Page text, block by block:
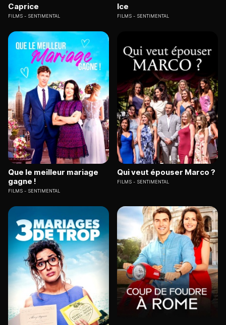
Caprice
FILMS SENTIMENTAL
Ice
FILMS SENTIMENTAL
Que le meilleur mariage
gagne !
FILMS SENTIMENTAL
Qui veut épouser Marco ?
FILMS SENTIMENTAL